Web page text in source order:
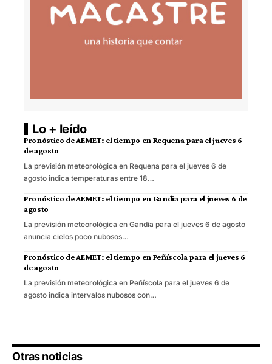
Lo + leído
Pronóstico de AEMET: el tiempo en Requena para el jueves 6
de agosto
La previsión meteorológica en Requena para el jueves 6 de
agosto indica temperaturas entre 18…
Pronóstico de AEMET: el tiempo en Gandia para el jueves 6 de
agosto
La previsión meteorológica en Gandia para el jueves 6 de agosto
anuncia cielos poco nubosos…
Pronóstico de AEMET: el tiempo en Peñíscola para el jueves 6
de agosto
La previsión meteorológica en Peñíscola para el jueves 6 de
agosto indica intervalos nubosos con…
Otras noticias